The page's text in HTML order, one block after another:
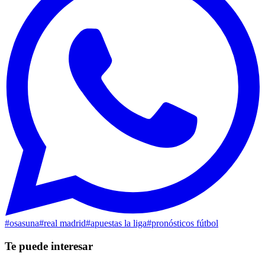
#osasuna#real madrid#apuestas la liga#pronósticos fútbol
Te puede interesar